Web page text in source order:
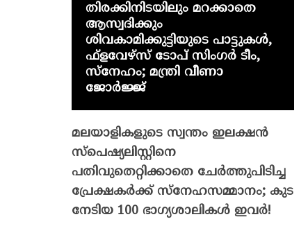
തിരക്കിനിടയിലും മറക്കാതെ
ആസ്വദിക്കും
ശിവകാമിക്കുട്ടിയുടെ പാട്ടുകൾ,
ഫ്‌ളവേഴ്‌സ് ടോപ് സിംഗർ ടീം,
സ്നേഹം; മന്ത്രി വീണാ
ജോർജ്ജ്
മലയാളികളുടെ സ്വന്തം ഇലക്ഷന്‍
സ്‌പെഷ്യലിസ്റ്റിനെ
പതിവുതെറ്റിക്കാതെ ചേര്‍ത്തുപിടിച്ച
പ്രേക്ഷകര്‍ക്ക് സ്‌നേഹസമ്മാനം; കുട
നേടിയ 100 ഭാഗ്യശാലികള്‍ ഇവര്‍!